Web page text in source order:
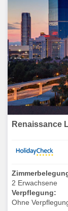
Renaissance
2 Erwachsene
Verpflegung:
Ohne